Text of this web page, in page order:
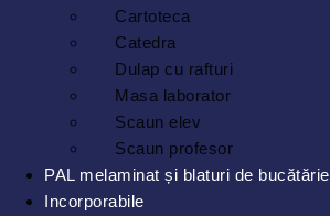
Cartoteca
Catedra
Dulap cu rafturi
Masa laborator
Scaun elev
Scaun profesor
PAL melaminat și blaturi de bucătărie
Incorporabile